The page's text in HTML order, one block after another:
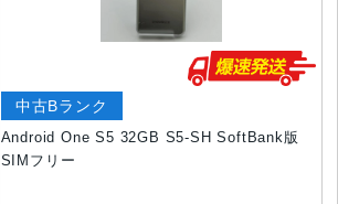
Android One S5 32GB S5-SH SoftBank版
SIMフリー
中古Bランク